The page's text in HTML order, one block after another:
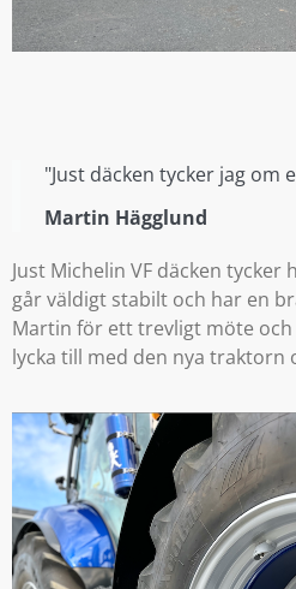
"Just däcken tycker jag om
Martin Hägglund
Just Michelin VF däcken tycker
går väldigt stabilt och har en
Martin för ett trevligt möte
lycka till med den nya traktorn